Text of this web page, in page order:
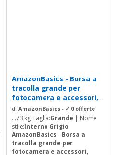
AmazonBasics - Borsa a
tracolla grande per
fotocamera e accessori,
Nero con...
di AmazonBasics - ✓ 0 offerte
...73 kg Taglia:Grande | Nome
stile:Interno Grigio
AmazonBasics - Borsa a
tracolla grande per
fotocamera e accessori,